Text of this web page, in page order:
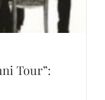
Tour”: